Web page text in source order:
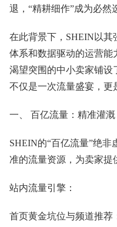
退，“精耕细作”成为必然
在此背景下，SHEIN以
体系和数据驱动的运营能
渴望突围的中小卖家铺设
不仅是一次流量盛宴，更
一、 百亿流量：精准灌
SHEIN的“百亿流量”绝
准的流量资源，为卖家提
站内流量引擎：
首页黄金坑位与频道推荐